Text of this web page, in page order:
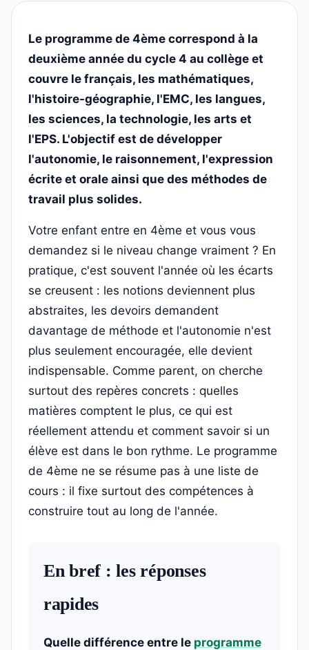
Le programme de 4ème correspond à la
deuxième année du cycle 4 au collège et
couvre le français, les mathématiques,
l'histoire-géographie, l'EMC, les langues,
les sciences, la technologie, les arts et
l'EPS. L'objectif est de développer
l'autonomie, le raisonnement, l'expression
écrite et orale ainsi que des méthodes de
travail plus solides.
Votre enfant entre en 4ème et vous vous
demandez si le niveau change vraiment ? En
pratique, c'est souvent l'année où les écarts
se creusent : les notions deviennent plus
abstraites, les devoirs demandent
davantage de méthode et l'autonomie n'est
plus seulement encouragée, elle devient
indispensable. Comme parent, on cherche
surtout des repères concrets : quelles
matières comptent le plus, ce qui est
réellement attendu et comment savoir si un
élève est dans le bon rythme. Le programme
de 4ème ne se résume pas à une liste de
cours : il fixe surtout des compétences à
construire tout au long de l'année.
En bref : les réponses
rapides
Quelle différence entre le programme